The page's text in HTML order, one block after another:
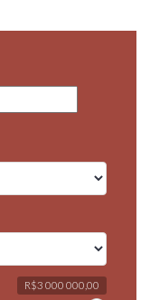
R$3 000 000,00